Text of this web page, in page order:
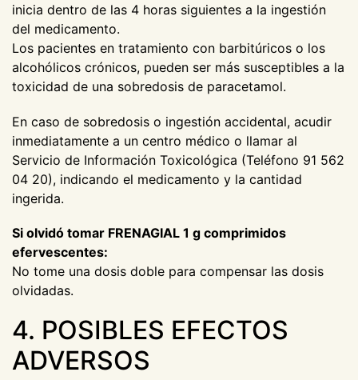
inicia dentro de las 4 horas siguientes a la ingestión
del medicamento.
Los pacientes en tratamiento con barbitúricos o los
alcohólicos crónicos, pueden ser más susceptibles a la
toxicidad de una sobredosis de paracetamol.
En caso de sobredosis o ingestión accidental, acudir
inmediatamente a un centro médico o llamar al
Servicio de Información Toxicológica (Teléfono 91 562
04 20), indicando el medicamento y la cantidad
ingerida.
Si olvidó tomar FRENAGIAL 1 g comprimidos
efervescentes:
No tome una dosis doble para compensar las dosis
olvidadas.
4. POSIBLES EFECTOS
ADVERSOS